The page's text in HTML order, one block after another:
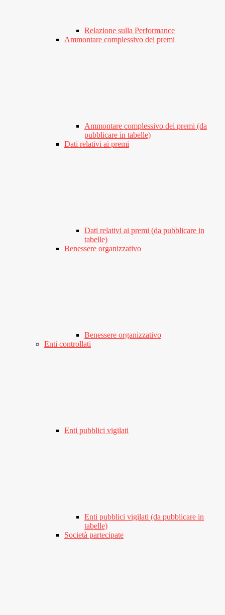
Relazione sulla Performance
Ammontare complessivo dei premi
Ammontare complessivo dei premi (da
pubblicare in tabelle)
Dati relativi ai premi
Dati relativi ai premi (da pubblicare in
tabelle)
Benessere organizzativo
Benessere organizzativo
Enti controllati
Enti pubblici vigilati
Enti pubblici vigilati (da pubblicare in
tabelle)
Società partecipate